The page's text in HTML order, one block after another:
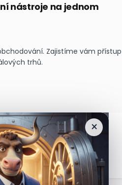
nástroje na jednom
Zajistíme vám přístup
trhů.
×